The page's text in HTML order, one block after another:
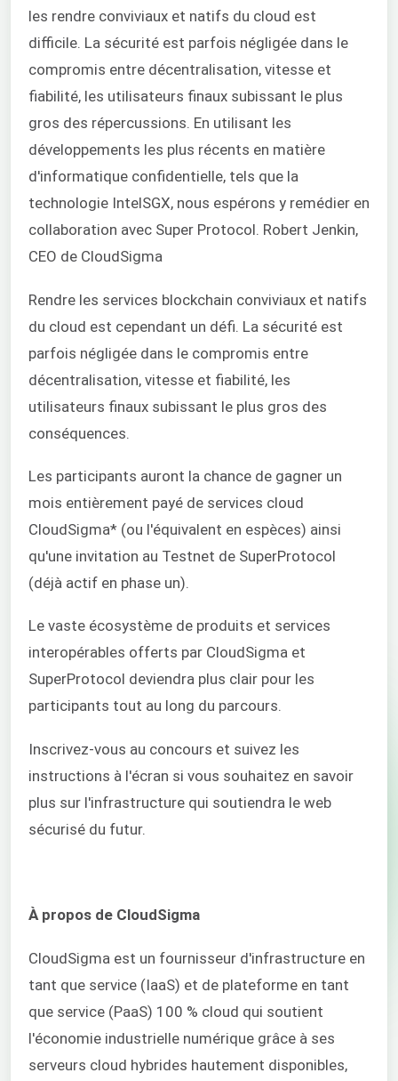
les rendre conviviaux et natifs du cloud est
difficile. La sécurité est parfois négligée dans le
compromis entre décentralisation, vitesse et
fiabilité, les utilisateurs finaux subissant le plus
gros des répercussions. En utilisant les
développements les plus récents en matière
d'informatique confidentielle, tels que la
technologie IntelSGX, nous espérons y remédier en
collaboration avec Super Protocol. Robert Jenkin,
CEO de CloudSigma
Rendre les services blockchain conviviaux et natifs
du cloud est cependant un défi. La sécurité est
parfois négligée dans le compromis entre
décentralisation, vitesse et fiabilité, les
utilisateurs finaux subissant le plus gros des
conséquences.
Les participants auront la chance de gagner un
mois entièrement payé de services cloud
CloudSigma* (ou l'équivalent en espèces) ainsi
qu'une invitation au Testnet de SuperProtocol
(déjà actif en phase un).
Le vaste écosystème de produits et services
interopérables offerts par CloudSigma et
SuperProtocol deviendra plus clair pour les
participants tout au long du parcours.
Inscrivez-vous au concours et suivez les
instructions à l'écran si vous souhaitez en savoir
plus sur l'infrastructure qui soutiendra le web
sécurisé du futur.
À propos de CloudSigma
CloudSigma est un fournisseur d'infrastructure en
tant que service (IaaS) et de plateforme en tant
que service (PaaS) 100 % cloud qui soutient
l'économie industrielle numérique grâce à ses
serveurs cloud hybrides hautement disponibles,